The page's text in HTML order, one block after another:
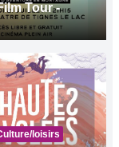
Tour -
loisirs